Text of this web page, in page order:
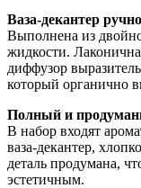
Ваза-декантер
Выполнена из
жидкости.
диффузор
который органично
Полный и
В набор входят
ваза-декантер,
деталь продумана,
эстетичным.